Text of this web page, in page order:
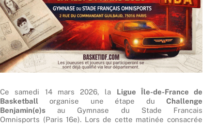
Ce samedi 14 mars 2026, la Ligue Île-de-France de
Basketball organise une étape du Challenge
Benjamin(e)s au Gymnase du Stade Francais
Omnisports (Paris 16e). Lors de cette matinée consacrée